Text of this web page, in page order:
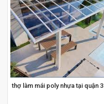
thợ làm mái poly nhựa tại quận 3